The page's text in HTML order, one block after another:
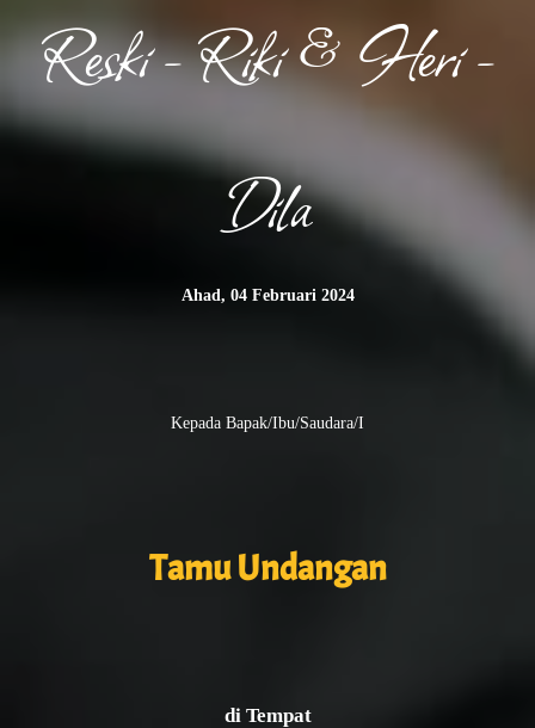
Reski - Riki & Heri -
Dila
Ahad, 04 Februari 2024
Kepada Bapak/Ibu/Saudara/i
Tamu Undangan
di Tempat